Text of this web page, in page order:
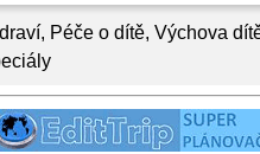
, Péče o dítě, Výchova